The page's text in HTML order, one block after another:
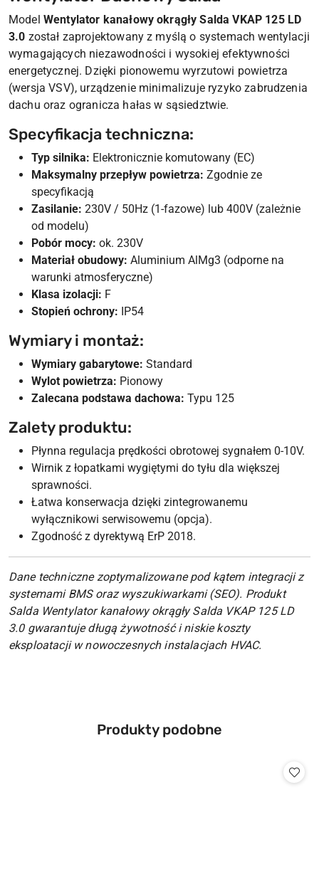
Model Wentylator kanałowy okrągły Salda VKAP 125 LD
3.0 został zaprojektowany z myślą o systemach wentylacji
wymagających niezawodności i wysokiej efektywności
energetycznej. Dzięki pionowemu wyrzutowi powietrza
(wersja VSV), urządzenie minimalizuje ryzyko zabrudzenia
dachu oraz ogranicza hałas w sąsiedztwie.
Specyfikacja techniczna:
Typ silnika: Elektronicznie komutowany (EC)
Maksymalny przepływ powietrza: Zgodnie ze
specyfikacją
Zasilanie: 230V / 50Hz (1-fazowe) lub 400V (zależnie
od modelu)
Pobór mocy: ok. 230V
Materiał obudowy: Aluminium AlMg3 (odporne na
warunki atmosferyczne)
Klasa izolacji: F
Stopień ochrony: IP54
Wymiary i montaż:
Wymiary gabarytowe: Standard
Wylot powietrza: Pionowy
Zalecana podstawa dachowa: Typu 125
Zalety produktu:
Płynna regulacja prędkości obrotowej sygnałem 0-10V.
Wirnik z łopatkami wygiętymi do tyłu dla większej
sprawności.
Łatwa konserwacja dzięki zintegrowanemu
wyłącznikowi serwisowemu (opcja).
Zgodność z dyrektywą ErP 2018.
Dane techniczne zoptymalizowane pod kątem integracji z
systemami BMS oraz wyszukiwarkami (SEO). Produkt
Salda Wentylator kanałowy okrągły Salda VKAP 125 LD
3.0 gwarantuje długą żywotność i niskie koszty
eksploatacji w nowoczesnych instalacjach HVAC.
Pomiń karuzelę produktów
Produkty
Produkty podobne